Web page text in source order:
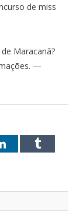
de miss
Maracanã?
—
LinkedInTumblr